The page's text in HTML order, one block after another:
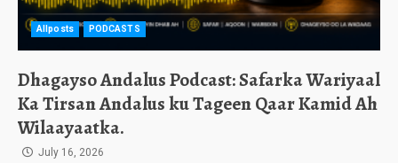
Allposts PODCASTS
Dhagayso Andalus Podcast: Safarka Wariyaal
Ka Tirsan Andalus ku Tageen Qaar Kamid Ah
Wilaayaatka.
July 16, 2026